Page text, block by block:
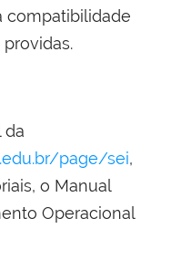
compatibilidade
da
page/sei,
o Manual
Operacional